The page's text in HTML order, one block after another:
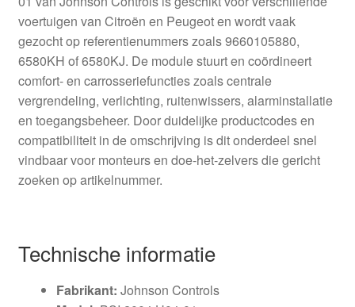
voertuigen van Citroën en Peugeot en wordt vaak
gezocht op referentienummers zoals 9660105880,
6580KH of 6580KJ. De module stuurt en coördineert
comfort- en carrosseriefuncties zoals centrale
vergrendeling, verlichting, ruitenwissers, alarminstallatie
en toegangsbeheer. Door duidelijke productcodes en
compatibiliteit in de omschrijving is dit onderdeel snel
vindbaar voor monteurs en doe-het-zelvers die gericht
zoeken op artikelnummer.
Technische informatie
Fabrikant: Johnson Controls